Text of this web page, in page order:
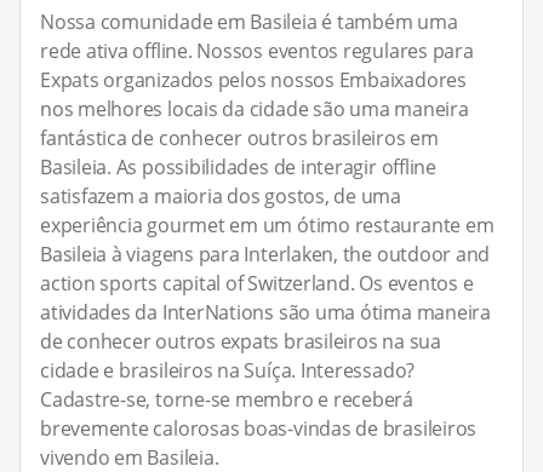
Nossa comunidade em Basileia é também uma
rede ativa offline. Nossos eventos regulares para
Expats organizados pelos nossos Embaixadores
nos melhores locais da cidade são uma maneira
fantástica de conhecer outros brasileiros em
Basileia. As possibilidades de interagir offline
satisfazem a maioria dos gostos, de uma
experiência gourmet em um ótimo restaurante em
Basileia à viagens para Interlaken, the outdoor and
action sports capital of Switzerland. Os eventos e
atividades da InterNations são uma ótima maneira
de conhecer outros expats brasileiros na sua
cidade e brasileiros na Suíça. Interessado?
Cadastre-se, torne-se membro e receberá
brevemente calorosas boas-vindas de brasileiros
vivendo em Basileia.